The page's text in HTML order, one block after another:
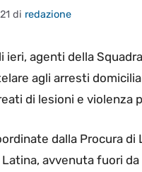
di redazione
ieri, agenti della
agli arresti
di lesioni e violenza
dalla Procura
Latina, avvenuta fuori